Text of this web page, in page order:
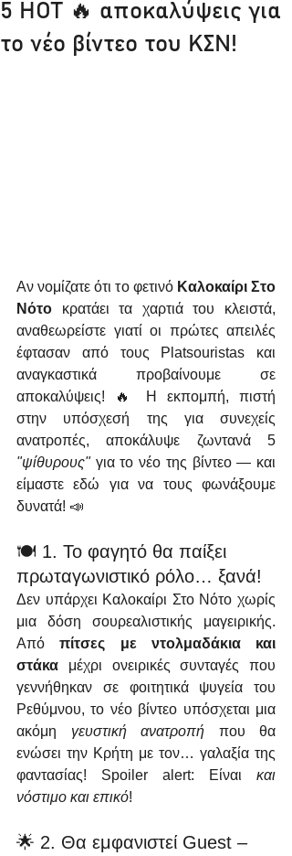
5 HOT 🔥 αποκαλύψεις για
το νέο βίντεο του ΚΣΝ!
Αν νομίζατε ότι το φετινό Καλοκαίρι Στο
Νότο κρατάει τα χαρτιά του κλειστά,
αναθεωρείστε γιατί οι πρώτες απειλές
έφτασαν από τους Platsouristas και
αναγκαστικά προβαίνουμε σε
αποκαλύψεις! 🔥 Η εκπομπή, πιστή
στην υπόσχεσή της για συνεχείς
"ψίθυρους" για το νέο της βίντεο — και
είμαστε εδώ για να τους φωνάξουμε
δυνατά! 📣
🍽️ 1. Το φαγητό θα παίξει
πρωταγωνιστικό ρόλο… ξανά!
Δεν υπάρχει Καλοκαίρι Στο Νότο χωρίς
μια δόση σουρεαλιστικής μαγειρικής.
Από πίτσες με ντολμαδάκια και
στάκα μέχρι ονειρικές συνταγές που
γεννήθηκαν σε φοιτητικά ψυγεία του
Ρεθύμνου, το νέο βίντεο υπόσχεται μια
ακόμη γευστική ανατροπή που θα
ενώσει την Κρήτη με τον… γαλαξία της
φαντασίας! Spoiler alert: Είναι και
νόστιμο και επικό!
🌟 2. Θα εμφανιστεί Guest –